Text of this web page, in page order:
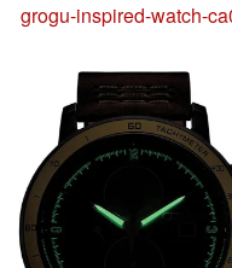
grogu-inspired-watch-